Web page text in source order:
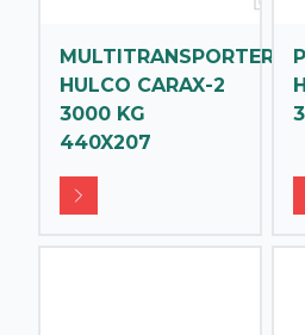
MULTITRANSPORTER
HULCO CARAX-2
3000 KG
440X207